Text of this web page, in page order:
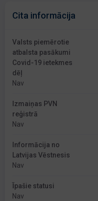
Cita informācija
Valsts piemērotie
atbalsta pasākumi
Covid-19 ietekmes
dēļ
Nav
Izmaiņas PVN
reģistrā
Nav
Informācija no
Latvijas Vēstnesis
Nav
Īpašie statusi
Nav